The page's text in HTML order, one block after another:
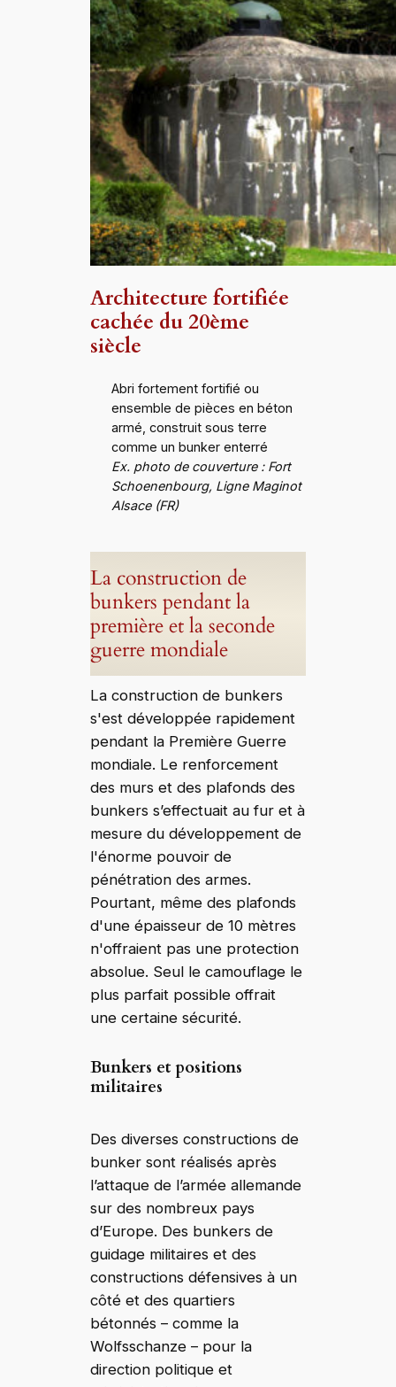
Architecture fortifiée
cachée du 20ème
siècle
Abri fortement fortifié ou
ensemble de pièces en béton
armé, construit sous terre
comme un bunker enterré
Ex. photo de couverture : Fort
Schoenenbourg, Ligne Maginot
Alsace (FR)
La construction de
bunkers pendant la
première et la seconde
guerre mondiale
La construction de bunkers
s'est développée rapidement
pendant la Première Guerre
mondiale. Le renforcement
des murs et des plafonds des
bunkers s’effectuait au fur et à
mesure du développement de
l'énorme pouvoir de
pénétration des armes.
Pourtant, même des plafonds
d'une épaisseur de 10 mètres
n'offraient pas une protection
absolue. Seul le camouflage le
plus parfait possible offrait
une certaine sécurité.
Bunkers et positions
militaires
Des diverses constructions de
bunker sont réalisés après
l’attaque de l’armée allemande
sur des nombreux pays
d’Europe. Des bunkers de
guidage militaires et des
constructions défensives à un
côté et des quartiers
bétonnés – comme la
Wolfsschanze – pour la
direction politique et